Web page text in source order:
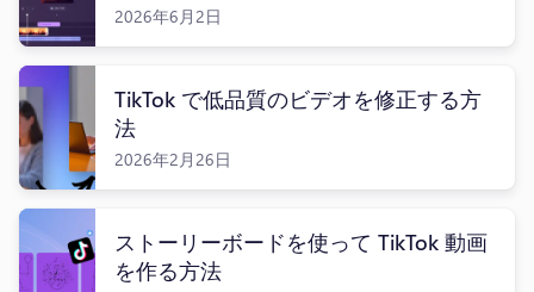
ログイン
2026年6月2日
TikTok で低品質のビデオを修正する方
法
2026年2月26日
ストーリーボードを使って TikTok 動画
を作る方法